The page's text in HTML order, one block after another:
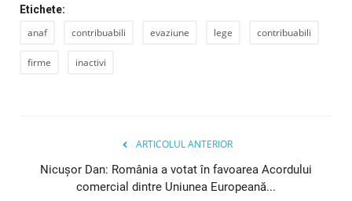
Etichete:
anaf contribuabili evaziune lege contribuabili
firme inactivi
ARTICOLUL ANTERIOR
Nicuşor Dan: România a votat în favoarea Acordului
comercial dintre Uniunea Europeană...